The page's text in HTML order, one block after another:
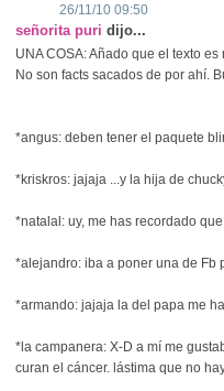
26/11/10 09:50
señorita puri dijo...
UNA COSA: Añado que el texto
No son facts sacados de por ahí.
*angus: deben tener el paquete
*kriskros: jajaja ...y la hija de
*natalal: uy, me has recordado
*alejandro: iba a poner una de Fb
*armando: jajaja la del papa me
*la campanera: X-D a mí me
curan el cáncer. lástima que no